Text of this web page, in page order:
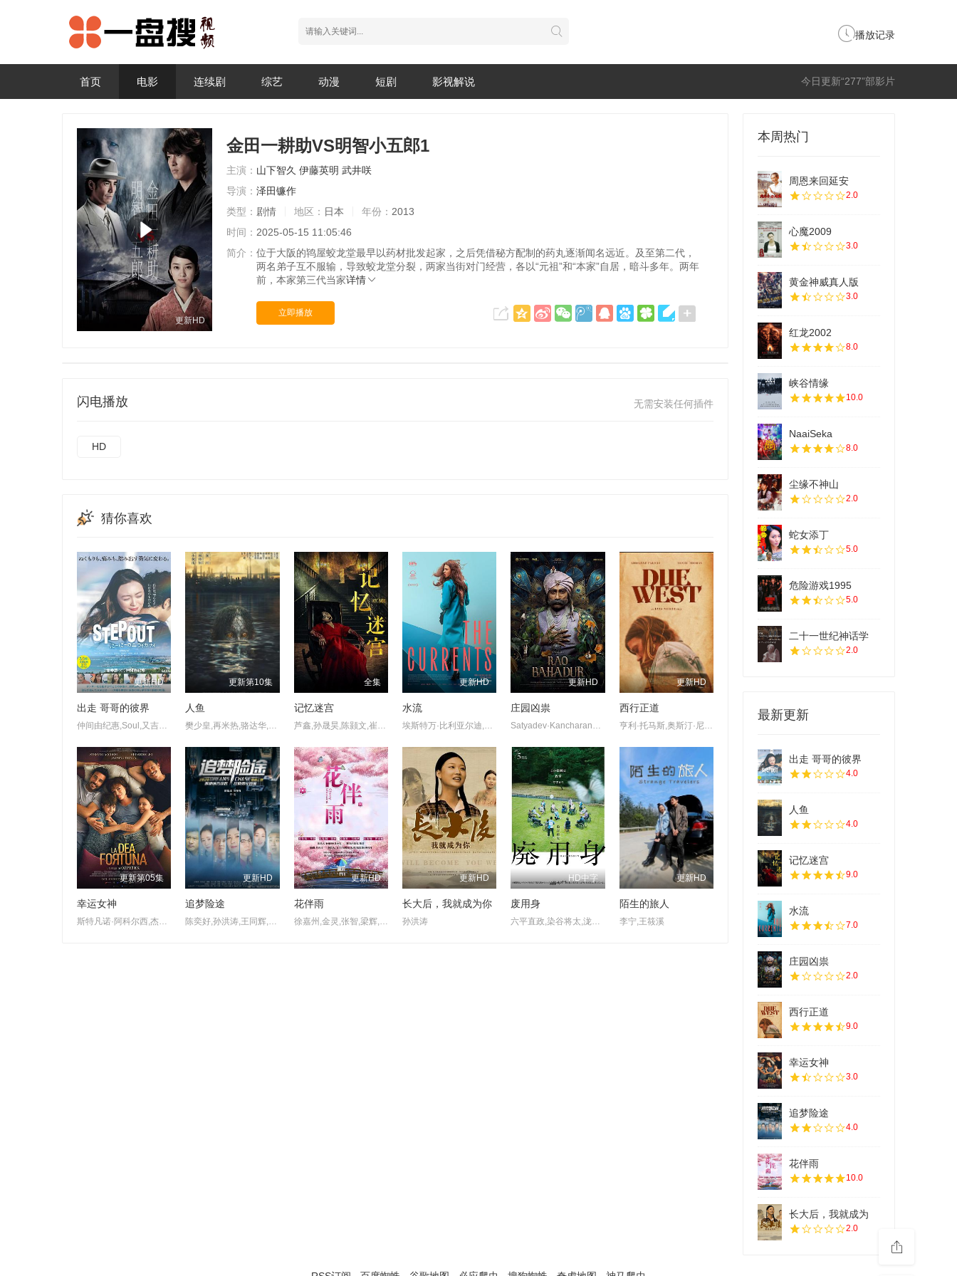
播放记录
今日更新“277”部影片
首页 电影 连续剧 综艺 动漫 短剧 影视解说
更新HD
金田一耕助VS明智小五郎1
主演： 山下智久 伊藤英明 武井咲
导演： 泽田镰作
类型： 剧情 地区： 日本 年份： 2013
时间： 2025-05-15 11:05:46
简介： 位于大阪的鸨屋蛟龙堂最早以药材批发起家，之后凭借秘方配制的药丸逐渐闻名远近。及至第二代，
两名弟子互不服输，导致蛟龙堂分裂，两家当街对门经营，各以“元祖”和“本家”自居，暗斗多年。两年
前，本家第三代当家详情
立即播放
无需安装任何插件
闪电播放
HD
猜你喜欢
更新HD
出走 哥哥的彼界
仲间由纪惠,Soul,又吉伶音,伊波れいり,松田流花,津波竜斗,内田树,盧礼欧,玉城敦子,城间やよい,津嘉山正种,寺辻健一郎
更新第10集
人鱼
樊少皇,再米热,骆达华,李若希,田浩宁,唐鑫
全集
记忆迷宫
芦鑫,孙晟昊,陈颢文,崔永炫,祝昕愿,周蓉倩
更新HD
水流
埃斯特万·比利亚尔迪,伊莎贝尔·艾梅·冈萨蕾斯-索拉,萨拉·贝西奥,雅兹明·卡巴洛,艾玛·法约·杜阿尔特,埃内斯蒂娜·加蒂,克劳迪娅·桑切丝
更新HD
庄园凶祟
Satyadev·Kancharana,Deepa·Thomas,Anand·Bharathi
更新HD
西行正道
亨利·托马斯,奥斯汀·尼可斯,阿德琳妮·帕里奇,奥黛塔·安纳布尔,席亚拉·博拉沃,马特·劳里亚
更新第05集
幸运女神
斯特凡诺·阿科尔西,杰丝敏·特丽卡,爱德华多·莱奥,芭芭拉·阿尔贝蒂,菲利波·尼格鲁,洛雷达纳·卡纳塔
更新HD
追梦险途
陈奕好,孙洪涛,王同辉,王静,罗旖凡,谢昀杉,张云馨
更新HD
花伴雨
徐嘉州,金灵,张智,梁辉,方恩佐,陈柏润
更新HD
长大后，我就成为你
孙洪涛
HD中字
废用身
六平直政,染谷将太,泷内公美,北村有起哉,吉冈睦雄,中村映里子,广末哲万,中井友望
更新HD
陌生的旅人
李宁,王筱溪
本周热门
周恩来回延安
2.0
心魔2009
3.0
黄金神威真人版
3.0
红龙2002
8.0
峡谷情缘
10.0
NaaiSeka
8.0
尘缘不神山
2.0
蛇女添丁
5.0
危险游戏1995
5.0
二十一世纪神话学
2.0
最新更新
出走 哥哥的彼界
4.0
人鱼
4.0
记忆迷宫
9.0
水流
7.0
庄园凶祟
2.0
西行正道
9.0
幸运女神
3.0
追梦险途
4.0
花伴雨
10.0
长大后，我就成为
2.0